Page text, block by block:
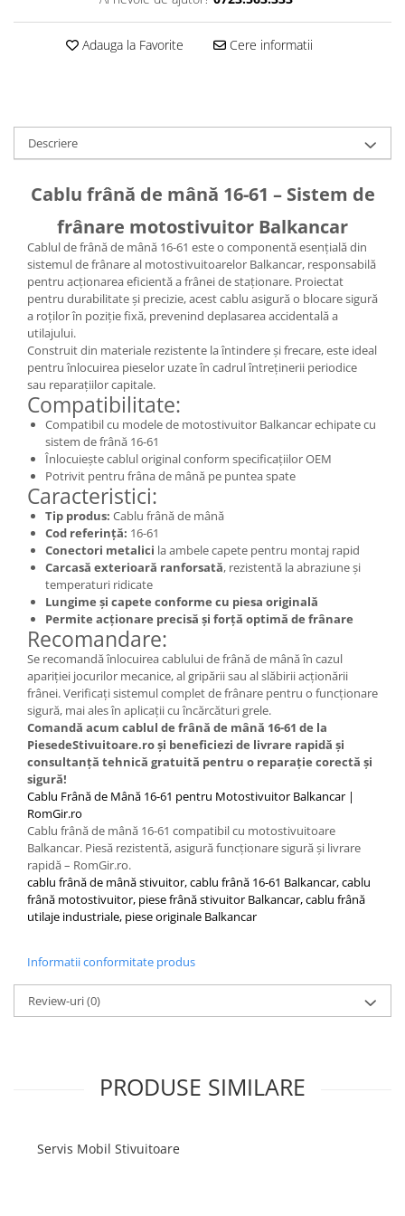
Cilindrii Directie
Fuzete Stivuitor
Alternatoare Motostivuitor
Contact Pornire
Electromotoare Stivuitor
Lampi Faruri si Proiectoare
Piese Electrice Motostivuitor
Sistem Franare
Cilindrii Frana
Frana de Mana
Piese Frane Stivuitor
Pistoane Frana
Placute de Frana
Pompe Frana
Saboti Frana
Tamburi Frana
Sistem Hidraulic
Distribuitoare Hidraulice
Pompe Hidraulice
Sistem Hidraulic Motostivuitor
Sistem Racire
Piese Racire
Pompe Apa
Radiatoare Racire
Termostate Răcire
Ventilatoare Răcire
Intretinere Balkancar
Acumulatori / Baterii
Baterii 12 Volti
Filtre
Filtre Aer
Filtre Combustibil
Filtre Hidraulice
Filtre Transmisie
Uleiuri si Lubrifianti
Ulei Hidraulic
Ulei Motor
Servis Mobil Stivuitoare
Adauga la Favorite Cere informatii
Descriere
Cablu frână de mână 16-61 – Sistem de
frânare motostivuitor Balkancar
Cablul de frână de mână 16-61 este o componentă esențială din
sistemul de frânare al motostivuitoarelor Balkancar, responsabilă
pentru acționarea eficientă a frânei de staționare. Proiectat
pentru durabilitate și precizie, acest cablu asigură o blocare sigură
a roților în poziție fixă, prevenind deplasarea accidentală a
utilajului.
Construit din materiale rezistente la întindere și frecare, este ideal
pentru înlocuirea pieselor uzate în cadrul întreținerii periodice
sau reparațiilor capitale.
Compatibilitate:
Compatibil cu modele de motostivuitor Balkancar echipate cu
sistem de frână 16-61
Înlocuiește cablul original conform specificațiilor OEM
Potrivit pentru frâna de mână pe puntea spate
Caracteristici:
Tip produs: Cablu frână de mână
Cod referință: 16-61
Conectori metalici la ambele capete pentru montaj rapid
Carcasă exterioară ranforsată, rezistentă la abraziune și
temperaturi ridicate
Lungime și capete conforme cu piesa originală
Permite acționare precisă și forță optimă de frânare
Recomandare:
Se recomandă înlocuirea cablului de frână de mână în cazul
apariției jocurilor mecanice, al gripării sau al slăbirii acționării
frânei. Verificați sistemul complet de frânare pentru o funcționare
sigură, mai ales în aplicații cu încărcături grele.
Comandă acum cablul de frână de mână 16-61 de la
PiesedeStivuitoare.ro și beneficiezi de livrare rapidă și
consultanță tehnică gratuită pentru o reparație corectă și
sigură!
Cablu Frână de Mână 16-61 pentru Motostivuitor Balkancar |
RomGir.ro
Cablu frână de mână 16-61 compatibil cu motostivuitoare
Balkancar. Piesă rezistentă, asigură funcționare sigură și livrare
rapidă – RomGir.ro.
cablu frână de mână stivuitor, cablu frână 16-61 Balkancar, cablu
frână motostivuitor, piese frână stivuitor Balkancar, cablu frână
utilaje industriale, piese originale Balkancar
Informatii conformitate produs
Review-uri(0)
PRODUSE SIMILARE
Servis Mobil Stivuitoare